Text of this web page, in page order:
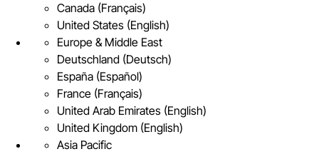
Canada (Français)
United States (English)
Europe & Middle East
Deutschland (Deutsch)
España (Español)
France (Français)
United Arab Emirates (English)
United Kingdom (English)
Asia Pacific